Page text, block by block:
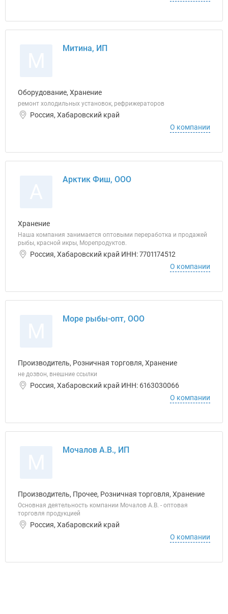
Митина, ИП
Оборудование, Хранение
ремонт холодильных установок, рефрижераторов
Россия, Хабаровский край
О компании
Арктик Фиш, ООО
Хранение
Наша компания занимается оптовыми переработка и продажей
рыбы, красной икры, Морепродуктов.
Россия, Хабаровский край ИНН: 7701174512
О компании
Море рыбы-опт, ООО
Производитель, Розничная торговля, Хранение
не дозвон, внешние ссылки
Россия, Хабаровский край ИНН: 6163030066
О компании
Мочалов А.В., ИП
Производитель, Прочее, Розничная торговля, Хранение
Основная деятельность компании Мочалов А.В. - оптовая
торговля продукцией
Россия, Хабаровский край
О компании